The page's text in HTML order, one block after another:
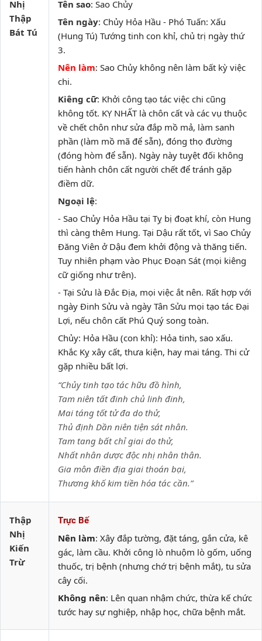
Nhị
Thập
Bát Tú
Tên sao: Sao Chủy
Tên ngày: Chủy Hỏa Hầu - Phó Tuấn: Xấu
(Hung Tú) Tướng tinh con khỉ, chủ trị ngày thứ
3.
Nên làm: Sao Chủy không nên làm bất kỳ việc
chi.
Kiêng cữ: Khởi công tạo tác việc chi cũng
không tốt. KỴ NHẤT là chôn cất và các vụ thuộc
về chết chôn như sửa đắp mồ mả, làm sanh
phần (làm mồ mã để sẵn), đóng thọ đường
(đóng hòm để sẵn). Ngày này tuyệt đối không
tiến hành chôn cất người chết để tránh gặp
điềm dữ.
Ngoại lệ:
- Sao Chủy Hỏa Hầu tại Tỵ bị đoạt khí, còn Hung
thì càng thêm Hung. Tại Dậu rất tốt, vì Sao Chủy
Đăng Viên ở Dậu đem khởi động và thăng tiến.
Tuy nhiên phạm vào Phục Đoạn Sát (mọi kiêng
cữ giống như trên).
- Tại Sửu là Đắc Địa, mọi việc ắt nên. Rất hợp với
ngày Đinh Sửu và ngày Tân Sửu mọi tạo tác Đại
Lợi, nếu chôn cất Phú Quý song toàn.
Chủy: Hỏa Hầu (con khỉ): Hỏa tinh, sao xấu.
Khắc Kỵ xây cất, thưa kiện, hay mai táng. Thi cử
gặp nhiều bất lợi.
“Chủy tinh tạo tác hữu đồ hình,
Tam niên tất đinh chủ linh đinh,
Mai táng tốt tử đa do thử,
Thủ định Dần niên tiện sát nhân.
Tam tang bất chỉ giai do thử,
Nhất nhân dược độc nhị nhân thân.
Gia môn điền địa giai thoán bại,
Thương khố kim tiền hóa tác cần.”
Thập
Nhị
Kiến
Trừ
Trực Bế
Nên làm: Xây đắp tường, đặt táng, gắn cửa, kê
gác, làm cầu. Khởi công lò nhuộm lò gốm, uống
thuốc, trị bệnh (nhưng chớ trị bệnh mắt), tu sửa
cây cối.
Không nên: Lên quan nhậm chức, thừa kế chức
tước hay sự nghiệp, nhập học, chữa bệnh mắt.